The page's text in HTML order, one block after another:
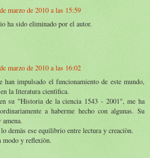
marzo de 2010 a las 15:59
ha sido eliminado por el autor.
marzo de 2010 a las 16:02
han impulsado el funcionamiento de este mundo,
la literatura cientìfica.
su "Historia de la ciencia 1543 - 2001", me ha
a haberme hecho con algunas. Su
demàs ese equilibrio entre lectura y creaciòn.
modo y reflexiòn.